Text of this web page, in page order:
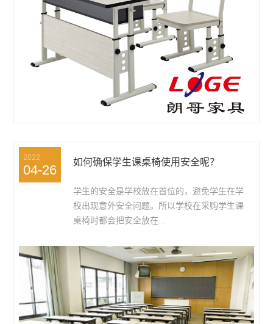
2022
04-26
如何确保学生课桌椅使用安全呢？
学生的安全是学校放在首位的，避免学生在学
校出现意外安全问题。所以学校在采购学生课
桌椅时都会把安全放在...